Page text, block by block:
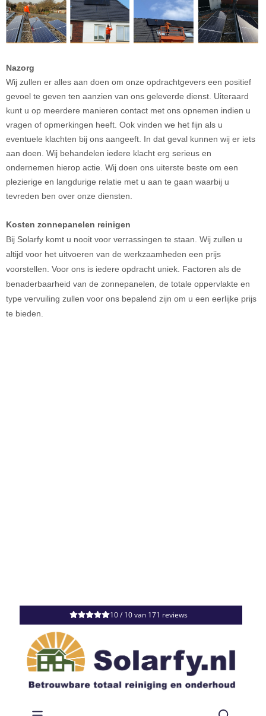
Nazorg
Wij zullen er alles aan doen om onze opdrachtgevers een positief
gevoel te geven ten aanzien van ons geleverde dienst. Uiteraard
kunt u op meerdere manieren contact met ons opnemen indien u
vragen of opmerkingen heeft. Ook vinden we het fijn als u
eventuele klachten bij ons aangeeft. In dat geval kunnen wij er iets
aan doen. Wij behandelen iedere klacht erg serieus en
ondernemen hierop actie. Wij doen ons uiterste beste om een
plezierige en langdurige relatie met u aan te gaan waarbij u
tevreden ben over onze diensten.
Kosten zonnepanelen reinigen
Bij Solarfy komt u nooit voor verrassingen te staan. Wij zullen u
altijd voor het uitvoeren van de werkzaamheden een prijs
voorstellen. Voor ons is iedere opdracht uniek. Factoren als de
benaderbaarheid van de zonnepanelen, de totale oppervlakte en
type vervuiling zullen voor ons bepalend zijn om u een eerlijke prijs
te bieden.